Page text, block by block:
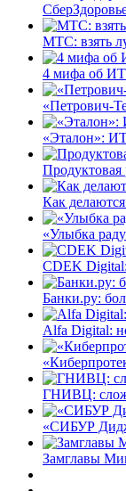
МТС: взять
4 мифа об
«Петрович-
«Эталон»:
Продуктовая
Как
«Улыбка
CDEK Digital:
Банки.ру:
Alfa Digital:
ГНИВЦ:
«СИБУР
Замглавы